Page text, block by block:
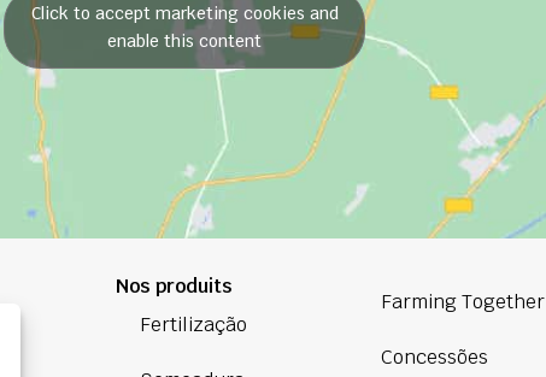
Click to accept marketing cookies and
enable this content
Nos produits
Fertilização
Farming Together
Concessões